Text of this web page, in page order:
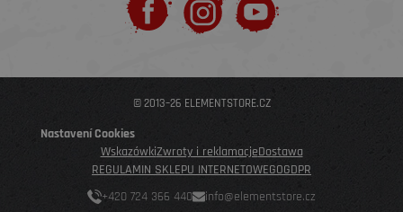
© 2013–26 ELEMENTSTORE.CZ
Nastavení Cookies
WskazówkiZwroty i reklamacjeDostawa
REGULAMIN SKLEPU INTERNETOWEGOGDPR
+420 724 366 440
info@elementstore.cz